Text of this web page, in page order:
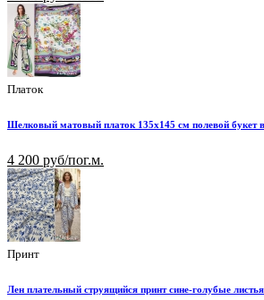
Платок
Шелковый матовый платок 135х145 см полевой букет
4 200 руб/пог.м.
Принт
Лен плательный струящийся принт сине-голубые